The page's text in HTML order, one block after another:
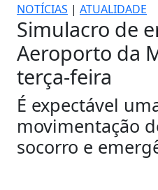
NOTÍCIAS | ATUALIDADE
Simulacro de
Aeroporto da
terça-feira
É expectável
movimentação
socorro e